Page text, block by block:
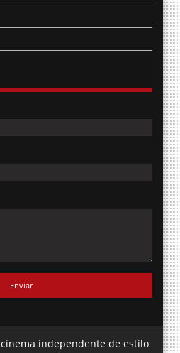
independente de estilo